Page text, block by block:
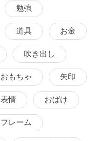
勉強
道具 お金
吹き出し
おもちゃ 矢印
表情 おばけ
フレーム